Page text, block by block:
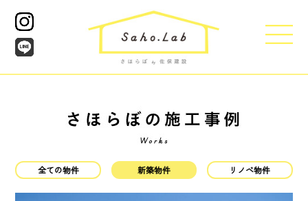
全ての物件 新築物件 リノベ物件